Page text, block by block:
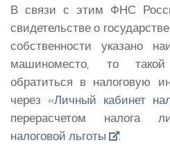
В связи с этим ФНС
свидетельстве о
собственности указано
машиноместо, то
обратиться в налоговую
через «Личный кабинет
перерасчетом налога
налоговой льготы
.